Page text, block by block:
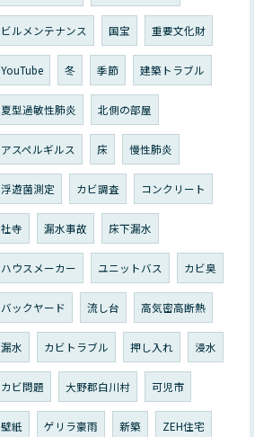
ビルメンテナンス 国宝 重要文化財
YouTube 冬 季節 建築トラブル
夏型過敏性肺炎 北側の部屋
アスペルギルス 床 慢性肺炎
浮遊菌測定 カビ調査 コンクリート
社寺 漏水事故 床下漏水
ハウスメーカー ユニットバス カビ臭
バックヤード 流し台 高気密高断熱
漏水 カビトラブル 押し入れ 浸水
カビ問題 大野郡白川村 可児市
壁紙 ゲリラ豪雨 新築 ZEH住宅